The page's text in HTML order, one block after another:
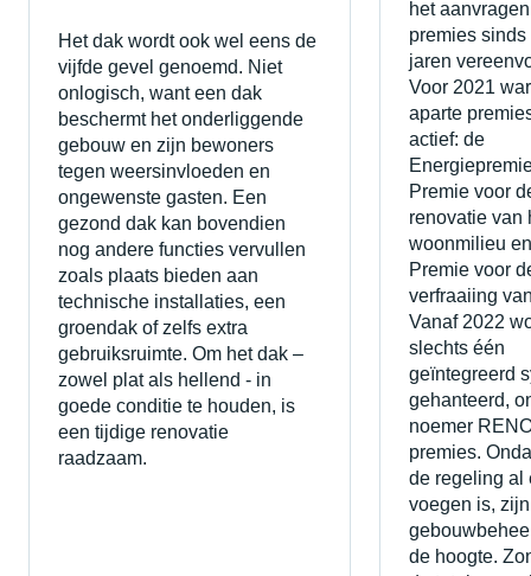
Het dak wordt ook wel eens de
vijfde gevel genoemd. Niet
onlogisch, want een dak
beschermt het onderliggende
gebouw en zijn bewoners
tegen weersinvloeden en
ongewenste gasten. Een
gezond dak kan bovendien
nog andere functies vervullen
zoals plaats bieden aan
technische installaties, een
groendak of zelfs extra
gebruiksruimte. Om het dak –
zowel plat als hellend - in
goede conditie te houden, is
een tijdige renovatie
raadzaam.
het
premies
jaren
Voor 2021
aparte
actief: de
Premie voor
renovatie van
woonmilieu
Premie voor
verfraaiing
Vanaf 2022
slechts één
geïntegreerd
gehanteerd,
noemer
premies.
de regeling al
voegen is,
de hoogte.